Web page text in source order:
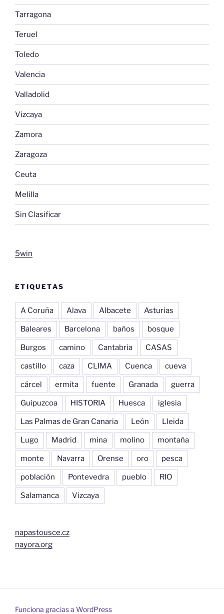
Tarragona
Teruel
Toledo
Valencia
Valladolid
Vizcaya
Zamora
Zaragoza
Ceuta
Melilla
Sin Clasificar
5win
ETIQUETAS
A Coruña Alava Albacete Asturias
Baleares Barcelona baños bosque
Burgos camino Cantabria CASAS
castillo caza CLIMA Cuenca cueva
cárcel ermita fuente Granada guerra
Guipuzcoa HISTORIA Huesca iglesia
Las Palmas de Gran Canaria León Lleida
Lugo Madrid mina molino montaña
monte Navarra Orense oro pesca
población Pontevedra pueblo RIO
Salamanca Vizcaya
napastousce.cz
nayora.org
Funciona gracias a WordPress